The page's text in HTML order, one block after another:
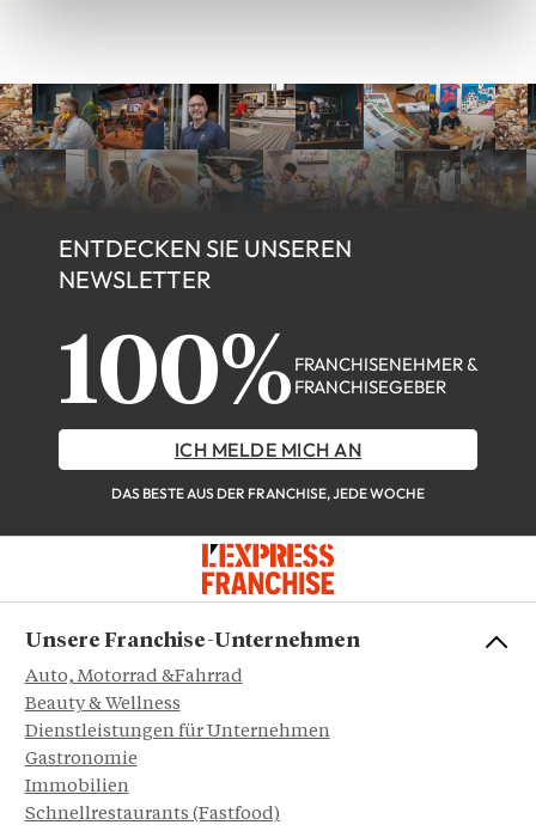
ENTDECKEN SIE UNSEREN
NEWSLETTER
100% FRANCHISENEHMER &
FRANCHISEGEBER
ICH MELDE MICH AN
DAS BESTE AUS DER FRANCHISE, JEDE WOCHE
Unsere Franchise-Unternehmen
Auto, Motorrad &Fahrrad
Beauty & Wellness
Dienstleistungen für Unternehmen
Gastronomie
Immobilien
Schnellrestaurants (Fastfood)